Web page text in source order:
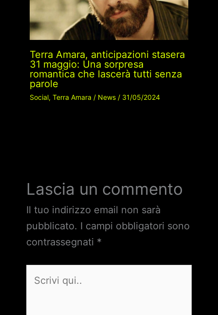
Terra Amara, anticipazioni stasera
31 maggio: Una sorpresa
romantica che lascerà tutti senza
parole
Social, Terra Amara / News/ 31/05/2024
Lascia un commento
Il tuo indirizzo email non sarà
pubblicato. I campi obbligatori sono
contrassegnati *
qui..